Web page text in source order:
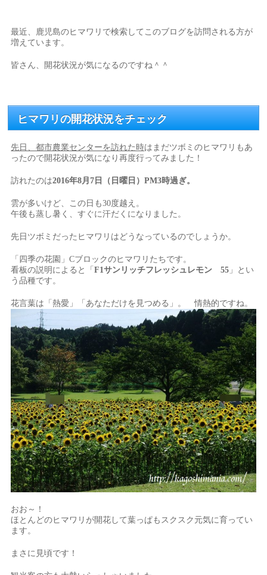
最近、鹿児島のヒマワリで検索してこのブログを訪問される方が
増えています。
皆さん、開花状況が気になるのですね＾＾
ヒマワリの開花状況をチェック
先日、都市農業センターを訪れた時はまだツボミのヒマワリもあ
ったので開花状況が気になり再度行ってみました！
訪れたのは2016年8月7日（日曜日）PM3時過ぎ。
雲が多いけど、この日も30度越え。
午後も蒸し暑く、すぐに汗だくになりました。
先日ツボミだったヒマワリはどうなっているのでしょうか。
「四季の花園」Cブロックのヒマワリたちです。
看板の説明によると「F1サンリッチフレッシュレモン 55 」とい
う品種です。
花言葉は「熱愛」「あなただけを見つめる」。 情熱的ですね。
おお～！
ほとんどのヒマワリが開花して葉っぱもスクスク元気に育ってい
ます。
まさに見頃です！